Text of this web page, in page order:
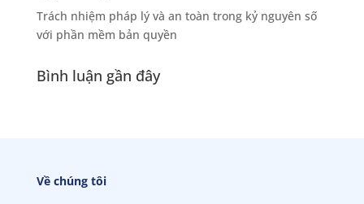
Trách nhiệm pháp lý và an toàn trong kỷ nguyên số
với phần mềm bản quyền
Bình luận gần đây
Về chúng tôi